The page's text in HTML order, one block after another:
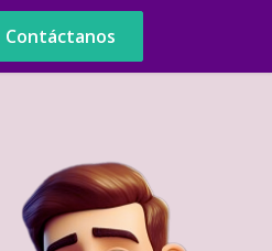
Contáctanos